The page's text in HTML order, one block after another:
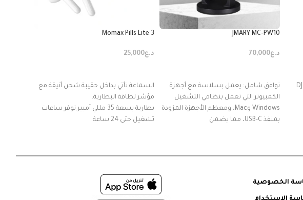
JMARY MC-PW10
د.ع70,000
توافق شامل: يعمل بسلاسة مع أجهزة
الكمبيوتر التي تعمل بنظامي التشغيل
Windows وMac، ومعظم الأجهزة المزودة
بمنفذ USB-C، مما يضمن
Momax Pills Lite 3
د.ع25,000
السماعة تأتي بداخل حقيبة شحن أنيقة مع
مؤشر لطاقة البطارية.
بطارية بسعة 35 مللي أمبير توفر ساعات
تشغيل حتى 24 ساعة.
IPX4 مناسب للاستخدام في الهواء الطلق
اتصال مستقر وثابت عبر البلوتوث الإصدار
اللاسلكي V5.3.
معدنية
الخصوصية